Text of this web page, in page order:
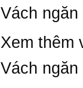
Vách
Xem thêm
Vách